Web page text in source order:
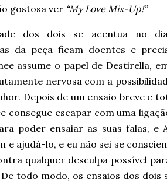
gostosa ver “My Love Mix-Up!”
dos dois se acentua no
da peça ficam doentes e
assume o papel de Destirella,
nervosa com a
Depois de um ensaio breve e
consegue escapar com uma
poder ensaiar as suas falas, e
e ajudá-lo, e eu não sei se
qualquer desculpa possível
De todo modo, os ensaios dos dois